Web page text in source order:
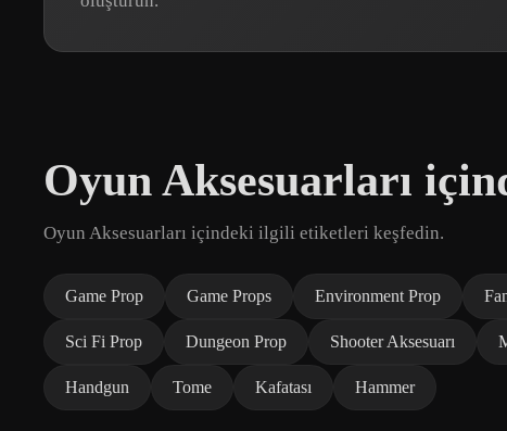
Oyun Aksesuarları
Oyun Aksesuarları içindeki ilgili etiketleri keşfedin.
Game Prop Game Props Environment Prop
Sci Fi Prop Dungeon Prop Shooter Aksesuarı
Handgun Tome Kafatası Hammer